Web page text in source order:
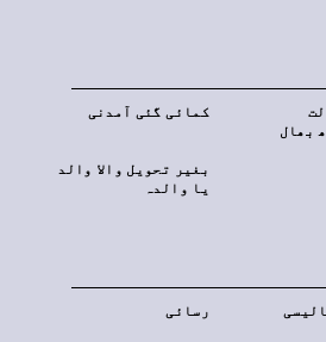
کمائی گئی آمدنی
بھال
بغیر تحویل والا والد
یا والدہ
رسائی